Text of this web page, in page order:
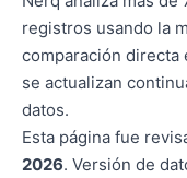
registros usando la
comparación directa
se actualizan
datos.
Esta página fue
2026. Versión de